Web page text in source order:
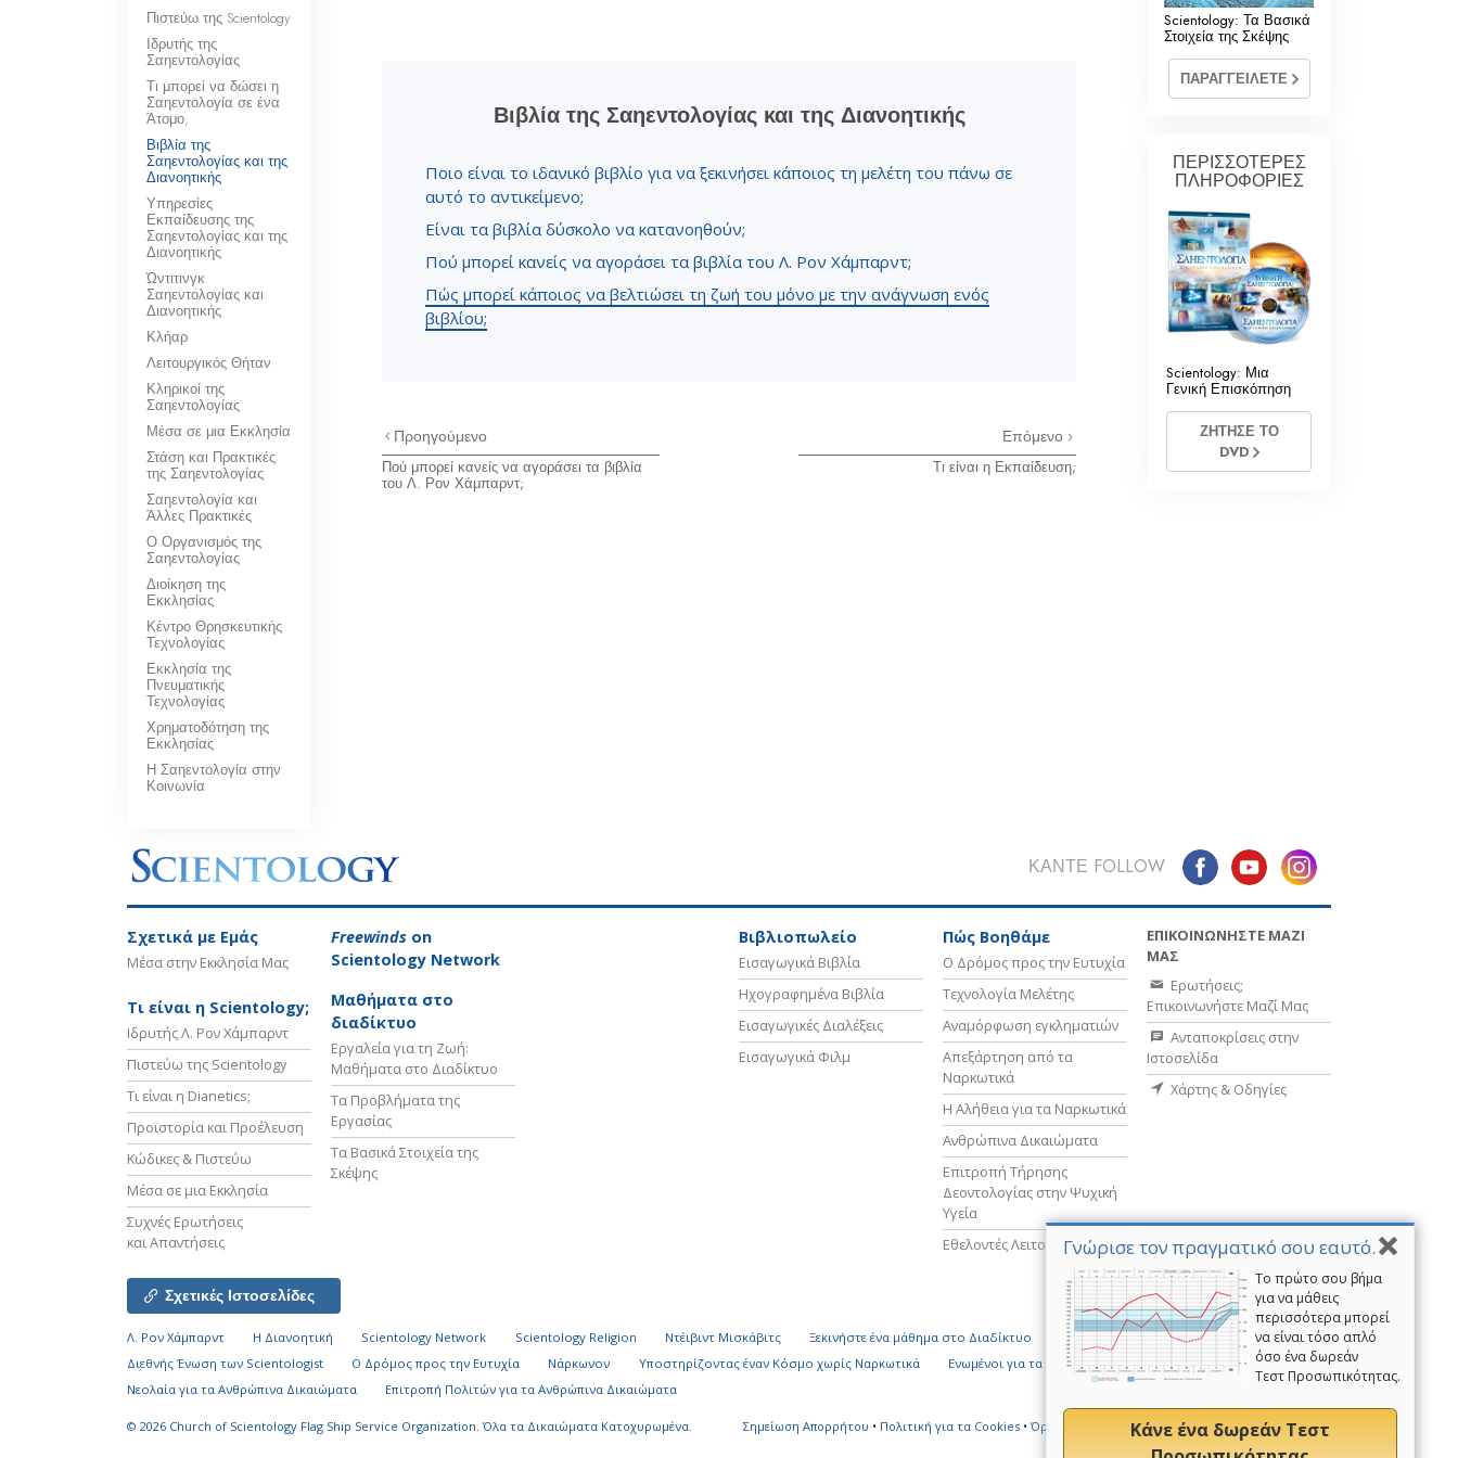
Βιβλία της Σαηεντολογίας και της Διανοητικής
Ποιο είναι το ιδανικό βιβλίο για να ξεκινήσει κάποιος τη μελέτη του πάνω σε
αυτό το αντικείμενο;
Είναι τα βιβλία δύσκολο να κατανοηθούν;
Πού μπορεί κανείς να αγοράσει τα βιβλία του Λ. Ρον Χάμπαρντ;
Πώς μπορεί κάποιος να βελτιώσει τη ζωή του μόνο με την ανάγνωση ενός
βιβλίου;
Προηγούμενο
Πού μπορεί κανείς να αγοράσει τα βιβλία
του Λ. Ρον Χάμπαρντ;
Επόμενο
Τι είναι η Εκπαίδευση;
Πιστεύω της Scientology
Ιδρυτής της
Σαηεντολογίας
Τι μπορεί να δώσει η
Σαηεντολογία σε ένα
Άτομο;
Βιβλία της
Σαηεντολογίας και της
Διανοητικής
Υπηρεσίες
Εκπαίδευσης της
Σαηεντολογίας και της
Διανοητικής
Ώντιτινγκ
Σαηεντολογίας και
Διανοητικής
Κλήαρ
Λειτουργικός Θήταν
Κληρικοί της
Σαηεντολογίας
Μέσα σε μια Εκκλησία
Στάση και Πρακτικές
της Σαηεντολογίας
Σαηεντολογία και
Άλλες Πρακτικές
Ο Οργανισμός της
Σαηεντολογίας
Διοίκηση της
Εκκλησίας
Κέντρο Θρησκευτικής
Τεχνολογίας
Εκκλησία της
Πνευματικής
Τεχνολογίας
Χρηματοδότηση της
Εκκλησίας
Η Σαηεντολογία στην
Κοινωνία
Scientology: Τα Βασικά
Στοιχεία της Σκέψης
ΠΑΡΑΓΓΕΙΛΕΤΕ
ΠΕΡΙΣΣΟΤΕΡΕΣ
ΠΛΗΡΟΦΟΡΙΕΣ
Scientology: Μια
Γενική Επισκόπηση
ΖΗΤΗΣΕ ΤΟ
DVD
Γνώρισε τον πραγματικό σου εαυτό.
Το πρώτο σου βήμα
για να μάθεις
περισσότερα μπορεί
να είναι τόσο απλό
όσο ένα δωρεάν
Τεστ Προσωπικότητας.
Κάνε ένα δωρεάν Τεστ
ΚΑΝΤΕ FOLLOW
Σχετικά µε Εμάς
Μέσα στην Εκκλησία Μας
Τι είναι η Scientology;
Ιδρυτής Λ. Ρον Χάμπαρντ
Πιστεύω της Scientology
Τι είναι η Dianetics;
Προϊστορία και Προέλευση
Κώδικες & Πιστεύω
Μέσα σε μια Εκκλησία
Συχνές Ερωτήσεις
και Απαντήσεις
Freewinds on
Scientology Network
Μαθήματα στο
διαδίκτυο
Εργαλεία για τη Ζωή:
Μαθήματα στο Διαδίκτυο
Τα Προβλήματα της
Εργασίας
Τα Βασικά Στοιχεία της
Σκέψης
Βιβλιοπωλείο
Εισαγωγικά Βιβλία
Ηχογραφημένα Βιβλία
Εισαγωγικές Διαλέξεις
Εισαγωγικά Φιλμ
Πώς Βοηθάμε
Ο Δρόμος προς την Ευτυχία
Τεχνολογία Μελέτης
Αναμόρφωση εγκληματιών
Απεξάρτηση από τα
Ναρκωτικά
Η Αλήθεια για τα Ναρκωτικά
Ανθρώπινα Δικαιώματα
Επιτροπή Τήρησης
Δεοντολογίας στην Ψυχική
Υγεία
Εθελοντές Λειτουργοί
ΕΠΙΚΟΙΝΩΝΗΣΤΕ ΜΑΖΙ
ΜΑΣ
Ερωτήσεις;
Επικοινωνήστε Μαζί Μας
Ανταποκρίσεις στην
Ιστοσελίδα
Χάρτης & Οδηγίες
Σχετικές Ιστοσελίδες
Λ. Ρον Χάμπαρντ Η Διανοητική Scientology Network Scientology Religion Ντέιβιντ Μισκάβιτς Ξεκινήστε ένα μάθημα στο Διαδίκτυο
Εθελοντές Λειτουργοί της Σαηεντολογίας
Διεθνής Ένωση των Scientologist
Ο Δρόμος προς την Ευτυχία Νάρκωνον Υποστηρίζοντας έναν Κόσμο χωρίς Ναρκωτικά
Ενωµένοι για τα Ανθρώπινα Δικαιώµατα
Νεολαία για τα Ανθρώπινα Δικαιώματα
Επιτροπή Πολιτών για τα Ανθρώπινα Δικαιώματα
© 2026 Church of Scientology Flag Ship Service Organization. Όλα τα Δικαιώματα Κατοχυρωμένα. Σημείωση Απορρήτου • Πολιτική για τα Cookies • Όροι Χρήσης Σημείωση σχετική με Νομικά Θέματα